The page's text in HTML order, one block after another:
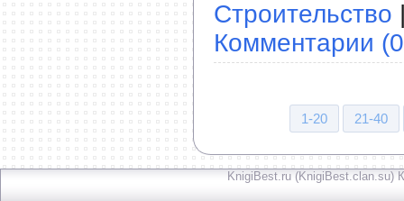
Строительство
Комментарии
1-20 21-40
KnigiBest.ru (KnigiBest.clan.su)